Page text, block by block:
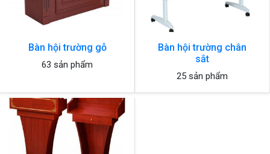
Bàn hội trường gỗ
63 sản phẩm
Bàn hội trường chân
sắt
25 sản phẩm